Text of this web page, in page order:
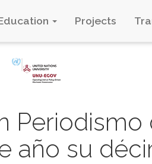
Projects
Periodismo
año su